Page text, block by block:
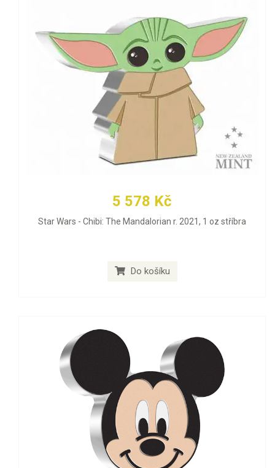
5 578 Kč
Star Wars - Chibi: The Mandalorian r. 2021, 1 oz stříbra
Do košíku